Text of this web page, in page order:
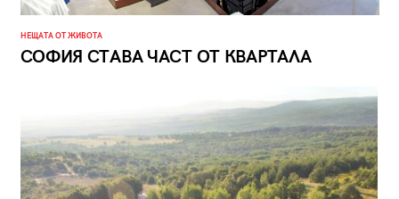
НЕЩАТА ОТ ЖИВОТА
СОФИЯ СТАВА ЧАСТ ОТ КВАРТАЛА